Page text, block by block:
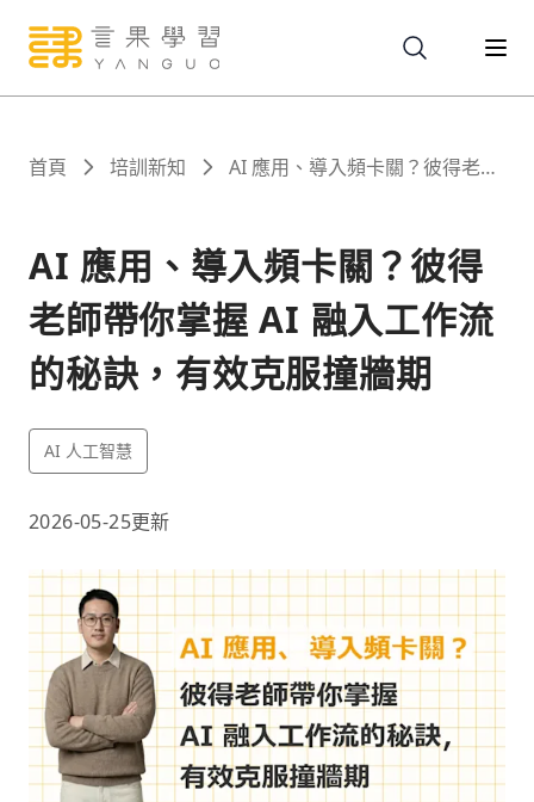
關於
課程
首頁 培訓新知
AI 應用、導入頻卡關？彼得老師
AI 應用、導入頻卡關？彼得
老師帶你掌握 AI 融入工作流
的秘訣，有效克服撞牆期
AI 人工智慧
2026-05-25更新